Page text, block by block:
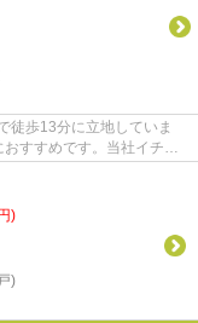
徒歩13分に立地していま
すすめです。当社イチオ
)
)